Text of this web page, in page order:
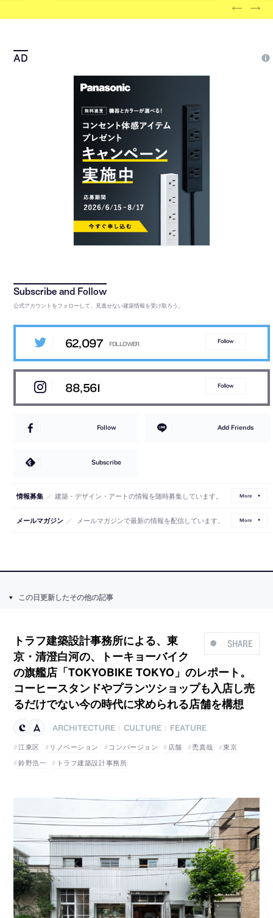
公式アカウントをフォローして、見逃せない建築情報を受け取ろう。
62,097 Follow
88,561 Follow
Follow Add Friends
Subscribe
情報募集 ／ 建築・デザイン・アートの情報を随時募集しています。 More
メールマガジン ／ メールマガジンで最新の情報を配信しています。 More
この日更新したその他の記事
SHARE
トラフ建築設計事務所による、東
京・清澄白河の、トーキョーバイク
の旗艦店「TOKYOBIKE TOKYO」のレポート。
コーヒースタンドやプランツショップも入店し売
るだけでない今の時代に求められる店舗を構想
ARCHITECTURE CULTURE
FEATURE
江東区
リノベーション コンバージョン 店舗 禿真哉
東京
鈴野浩一
トラフ建築設計事務所